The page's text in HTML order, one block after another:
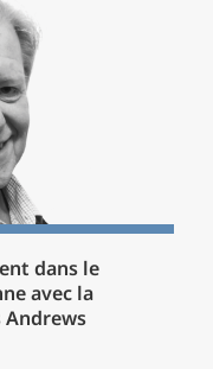
dans le
avec la